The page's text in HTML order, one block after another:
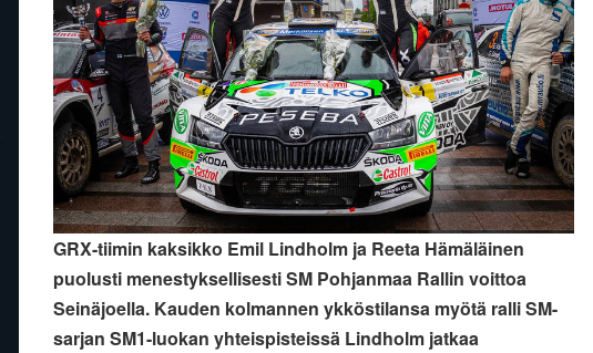
GRX-tiimin kaksikko Emil Lindholm ja Reeta Hämäläinen
puolusti menestyksellisesti SM Pohjanmaa Rallin voittoa
Seinäjoella. Kauden kolmannen ykköstilansa myötä ralli SM-
sarjan SM1-luokan yhteispisteissä Lindholm jatkaa